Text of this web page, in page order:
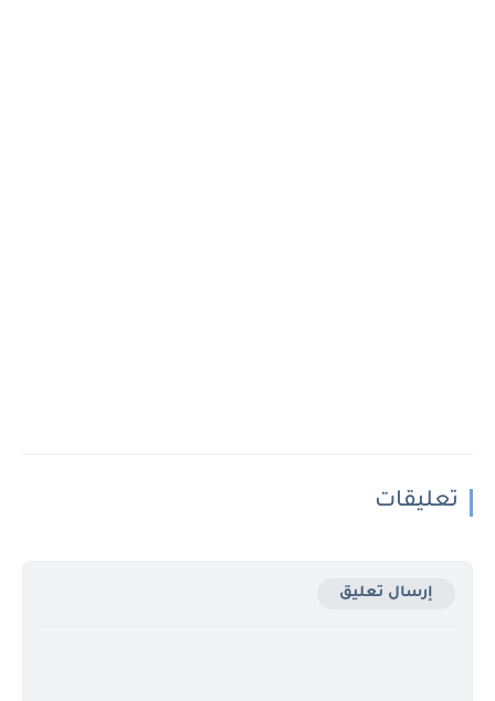
تعليقات
إرسال تعليق